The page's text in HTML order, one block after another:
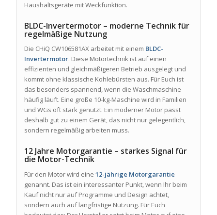
Haushaltsgeräte mit Weckfunktion.
BLDC-Invertermotor – moderne Technik für
regelmäßige Nutzung
Die CHiQ CW106581AX arbeitet mit einem BLDC-
Invertermotor. Diese Motortechnik ist auf einen
effizienten und gleichmäßigeren Betrieb ausgelegt und
kommt ohne klassische Kohlebürsten aus. Für Euch ist
das besonders spannend, wenn die Waschmaschine
häufig läuft. Eine große 10-kg-Maschine wird in Familien
und WGs oft stark genutzt. Ein moderner Motor passt
deshalb gut zu einem Gerät, das nicht nur gelegentlich,
sondern regelmäßig arbeiten muss.
12 Jahre Motorgarantie – starkes Signal für
die Motor-Technik
Für den Motor wird eine 12-jährige Motorgarantie
genannt. Das ist ein interessanter Punkt, wenn Ihr beim
Kauf nicht nur auf Programme und Design achtet,
sondern auch auf langfristige Nutzung. Für Euch